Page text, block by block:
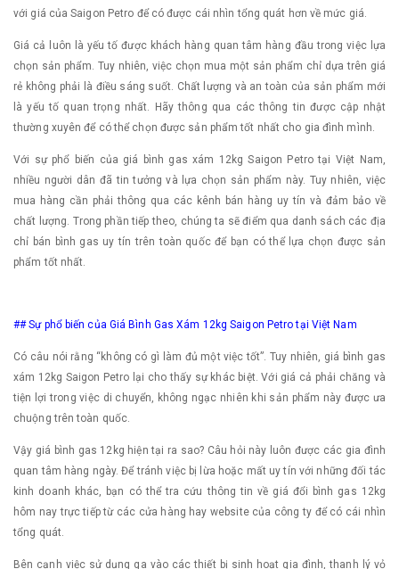
với giá của Saigon Petro để có được cái nhìn tổng quát hơn về mức giá.
Giá cả luôn là yếu tố được khách hàng quan tâm hàng đầu trong việc lựa
chọn sản phẩm. Tuy nhiên, việc chọn mua một sản phẩm chỉ dựa trên giá
rẻ không phải là điều sáng suốt. Chất lượng và an toàn của sản phẩm mới
là yếu tố quan trọng nhất. Hãy thông qua các thông tin được cập nhật
thường xuyên để có thể chọn được sản phẩm tốt nhất cho gia đình mình.
Với sự phổ biến của giá bình gas xám 12kg Saigon Petro tại Việt Nam,
nhiều người dân đã tin tưởng và lựa chọn sản phẩm này. Tuy nhiên, việc
mua hàng cần phải thông qua các kênh bán hàng uy tín và đảm bảo về
chất lượng. Trong phần tiếp theo, chúng ta sẽ điểm qua danh sách các địa
chỉ bán bình gas uy tín trên toàn quốc để bạn có thể lựa chọn được sản
phẩm tốt nhất.
## Sự phổ biến của Giá Bình Gas Xám 12kg Saigon Petro tại Việt Nam
Có câu nói rằng “không có gì làm đủ một việc tốt”. Tuy nhiên, giá bình gas
xám 12kg Saigon Petro lại cho thấy sự khác biệt. Với giá cả phải chăng và
tiện lợi trong việc di chuyển, không ngạc nhiên khi sản phẩm này được ưa
chuộng trên toàn quốc.
Vậy giá bình gas 12kg hiện tại ra sao? Câu hỏi này luôn được các gia đình
quan tâm hàng ngày. Để tránh việc bị lừa hoặc mất uy tín với những đối tác
kinh doanh khác, bạn có thể tra cứu thông tin về giá đổi bình gas 12kg
hôm nay trực tiếp từ các cửa hàng hay website của công ty để có cái nhìn
tổng quát.
Bên cạnh việc sử dụng ga vào các thiết bị sinh hoạt gia đình, thanh lý vỏ